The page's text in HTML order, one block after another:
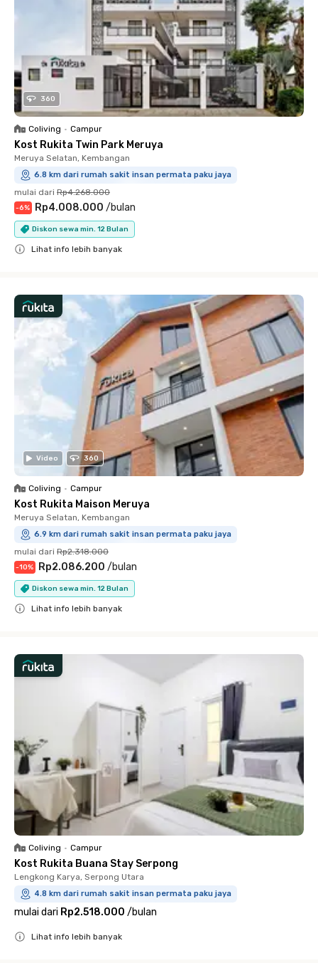
360
Coliving • Campur
Kost Rukita Twin Park Meruya
Meruya Selatan, Kembangan
6.8 km dari rumah sakit insan permata paku jaya
mulai dari Rp4.268.000
-6% Rp4.008.000 /bulan
Diskon sewa min. 12 Bulan
Lihat info lebih banyak
Video 360
Coliving • Campur
Kost Rukita Maison Meruya
Meruya Selatan, Kembangan
6.9 km dari rumah sakit insan permata paku jaya
mulai dari Rp2.318.000
-10% Rp2.086.200 /bulan
Diskon sewa min. 12 Bulan
Lihat info lebih banyak
Coliving • Campur
Kost Rukita Buana Stay Serpong
Lengkong Karya, Serpong Utara
4.8 km dari rumah sakit insan permata paku jaya
mulai dari Rp2.518.000 /bulan
Lihat info lebih banyak